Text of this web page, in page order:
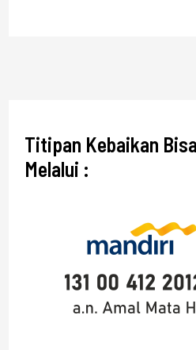
Titipan Kebaikan
Melalui :